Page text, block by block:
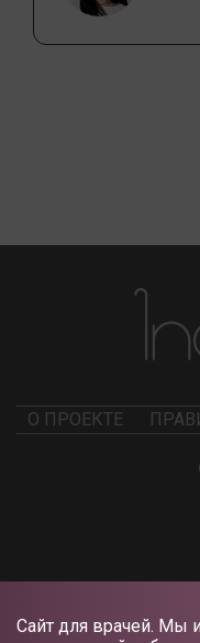
Сайт для врачей. Мы
О ПРОЕКТЕ